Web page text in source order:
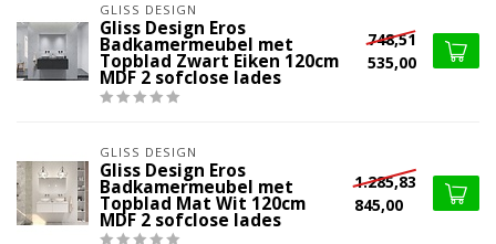
GLISS DESIGN
Gliss Design Eros
Badkamermeubel met
Topblad Zwart Eiken 120cm
MDF 2 sofclose lades
748,51
535,00
GLISS DESIGN
Gliss Design Eros
Badkamermeubel met
Topblad Mat Wit 120cm
MDF 2 sofclose lades
1.285,83
845,00